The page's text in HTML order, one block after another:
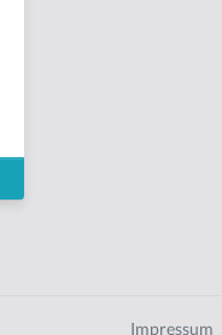
Impressum